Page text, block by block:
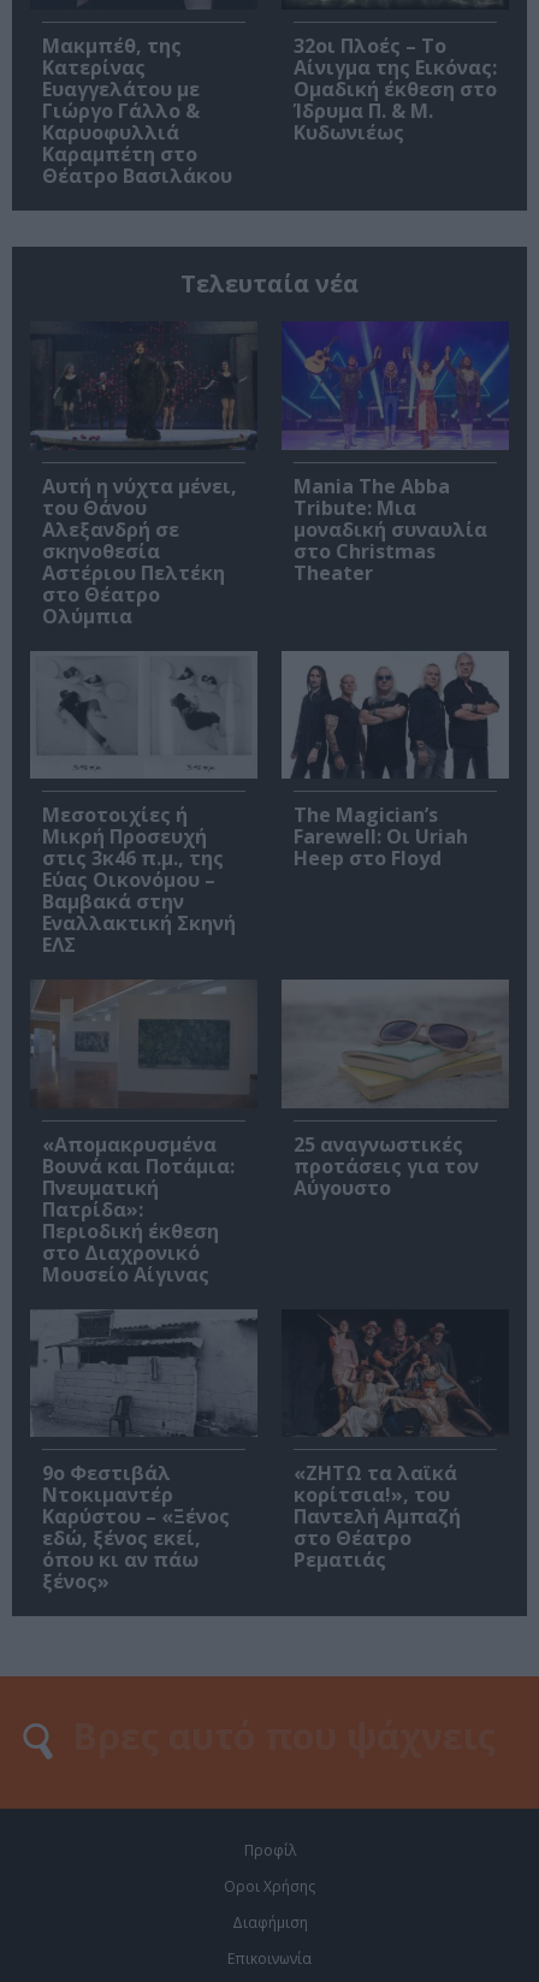
Μακμπέθ, της
Κατερίνας
Ευαγγελάτου με
Γιώργο Γάλλο &
Καρυοφυλλιά
Καραμπέτη στο
Θέατρο Βασιλάκου
32οι Πλοές – Το
Αίνιγμα της Εικόνας:
Ομαδική έκθεση στο
Ίδρυμα Π. & Μ.
Κυδωνιέως
Τελευταία νέα
Αυτή η νύχτα μένει,
του Θάνου
Αλεξανδρή σε
σκηνοθεσία
Αστέριου Πελτέκη
στο Θέατρο
Ολύμπια
Mania The Abba
Tribute: Μια
μοναδική συναυλία
στο Christmas
Theater
Μεσοτοιχίες ή
Μικρή Προσευχή
στις 3κ46 π.μ., της
Εύας Οικονόμου –
Βαμβακά στην
Εναλλακτική Σκηνή
ΕΛΣ
The Magician’s
Farewell: Οι Uriah
Heep στο Floyd
«Απομακρυσμένα
Βουνά και Ποτάμια:
Πνευματική
Πατρίδα»:
Περιοδική έκθεση
στο Διαχρονικό
Μουσείο Αίγινας
25 αναγνωστικές
προτάσεις για τον
Αύγουστο
9ο Φεστιβάλ
Ντοκιμαντέρ
Καρύστου – «Ξένος
εδώ, ξένος εκεί,
όπου κι αν πάω
ξένος»
«ΖΗΤΩ τα λαϊκά
κορίτσια!», του
Παντελή Αμπαζή
στο Θέατρο
Ρεματιάς
Προφίλ
Οροι Χρήσης
Διαφήμιση
Επικοινωνία